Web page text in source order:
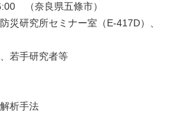
（奈良県五條市）
研究所セミナー室（E-417D）、
若手研究者等
析手法